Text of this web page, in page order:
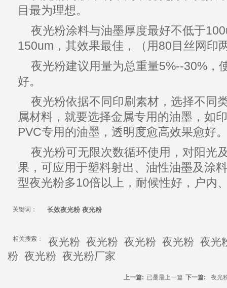
目最为理想。
夜光粉涂料与油墨厚度最好不低于
150um，其效果最佳，（用80目丝网印
夜光粉建议用量为总重量5%--30%，
好。
夜光粉依据不同印刷素材， 选择不同
属材料，就要选择金属专用的油墨，如
PVC专用的油墨，透明度愈高效果愈好
夜光粉可无限次数循环使用，对阳光
果，可应用于塑料射出、油性油墨及涂
型夜光粉多10倍以上，耐候性好，户内
关键词： 长效夜光粉 夜光粉
相关搜索： 夜光粉 夜光粉 夜光粉 夜光粉 夜光
粉 夜光粉 夜光粉厂家
上一篇: 已是最上一篇 下一篇: 夜光